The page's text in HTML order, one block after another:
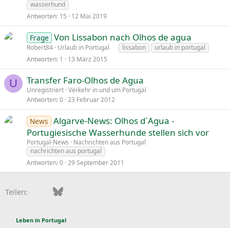
wasserhund
Antworten 15 12 Mai 2019
Frage Von Lissabon nach Olhos de agua
Robert84 Urlaub in Portugal lissabon
urlaub in portugal
Antworten 1 13 März 2015
U Transfer Faro-Olhos de Agua
Unregistriert Verkehr in und um Portugal
Antworten 0 23 Februar 2012
News Algarve-News: Olhos d´Agua -
Portugiesische Wasserhunde stellen sich vor
Portugal-News
Nachrichten aus Portugal
nachrichten aus portugal
Antworten 0 29 September 2011
Teilen: FacebookBluesky
Leben in Portugal